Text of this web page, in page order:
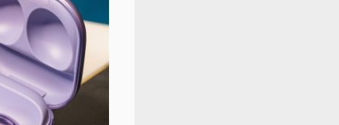
Termos de Uso e Política de Privacidade do Canaltech.